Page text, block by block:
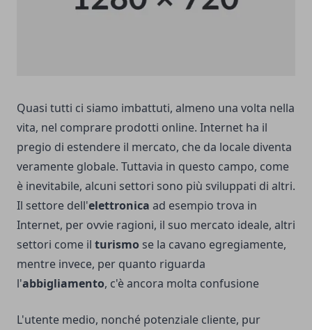
Quasi tutti ci siamo imbattuti, almeno una volta nella
vita, nel comprare prodotti online. Internet ha il
pregio di estendere il mercato, che da locale diventa
veramente globale. Tuttavia in questo campo, come
è inevitabile, alcuni settori sono più sviluppati di altri.
Il settore dell'elettronica ad esempio trova in
Internet, per ovvie ragioni, il suo mercato ideale, altri
settori come il turismo se la cavano egregiamente,
mentre invece, per quanto riguarda
l'abbigliamento, c'è ancora molta confusione
L'utente medio, nonché potenziale cliente, pur